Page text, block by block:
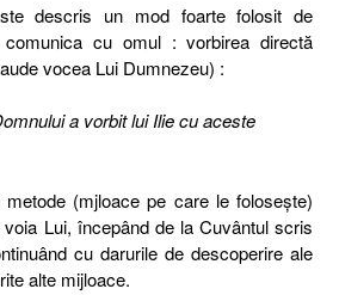
descris un mod foarte folosit de
cu omul : vorbirea directă
vocea Lui Dumnezeu) :
a vorbit lui Ilie cu aceste
(mjloace pe care le foloseşte)
Lui, începând de la Cuvântul scris
cu darurile de descoperire ale
alte mijloace.